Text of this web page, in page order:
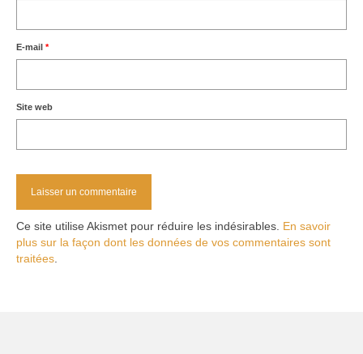
E-mail *
Site web
Ce site utilise Akismet pour réduire les indésirables. En savoir
plus sur la façon dont les données de vos commentaires sont
traitées